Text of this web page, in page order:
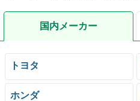
国内メーカー
トヨタ
ホンダ